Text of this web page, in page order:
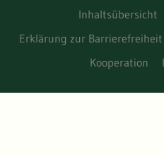
Inhaltsübersicht
Erklärung zur Barrierefreiheit
Kooperation